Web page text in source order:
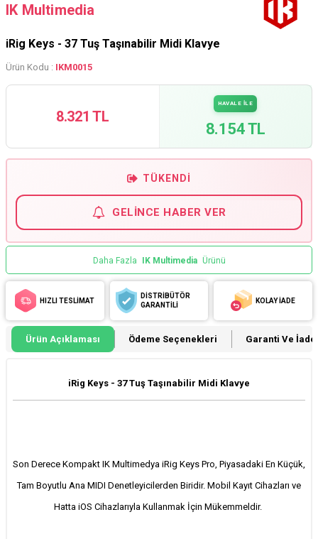
IK Multimedia
iRig Keys - 37 Tuş Taşınabilir Midi Klavye
Ürün Kodu : IKM0015
8.321 TL
HAVALE İLE
8.154 TL
TÜKENDI
GELINCE HABER VER
Daha Fazla IK Multimedia Ürünü
HIZLI TESLİMAT
DİSTRİBÜTÖR
GARANTİLİ
KOLAY İADE
Ürün Açıklaması Ödeme Seçenekleri Garanti Ve İade
iRig Keys - 37 Tuş Taşınabilir Midi Klavye
Son Derece Kompakt IK Multimedya iRig Keys Pro, Piyasadaki En Küçük,
Tam Boyutlu Ana MIDI Denetleyicilerden Biridir. Mobil Kayıt Cihazları ve
Hatta iOS Cihazlarıyla Kullanmak İçin Mükemmeldir.